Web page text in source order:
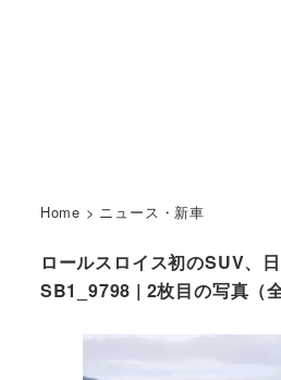
Home > ニュース・新車
ロールスロイス初のSUV、
SB1_9798 | 2枚目の写真（